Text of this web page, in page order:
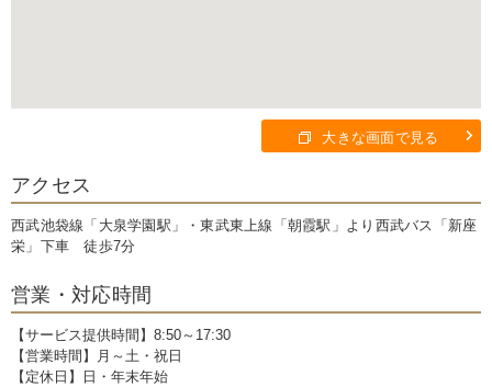
大きな画面で見る
アクセス
西武池袋線「大泉学園駅」・東武東上線「朝霞駅」より西武バス「新座
栄」下車 徒歩7分
営業・対応時間
【サービス提供時間】8:50～17:30
【営業時間】月～土・祝日
【定休日】日・年末年始